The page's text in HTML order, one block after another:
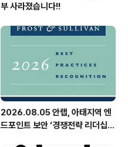
부 사라졌습니다!!
2026.08.05 안랩, 아태지역 엔
드포인트 보안 ‘경쟁전략 리더십’